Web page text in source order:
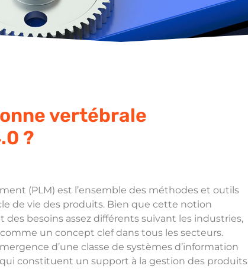
vertébrale
?
(PLM) est l’ensemble des méthodes et outils
de vie des produits. Bien que cette notion
besoins assez différents suivant les industries,
un concept clef dans tous les secteurs.
d’une classe de systèmes d’information
constituent un support à la gestion des produits